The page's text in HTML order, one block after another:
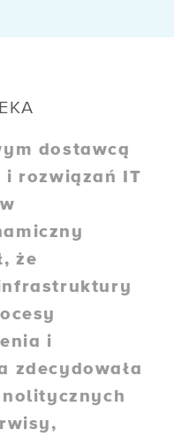
dostawcą
i rozwiązań IT
że
i
zdecydowała